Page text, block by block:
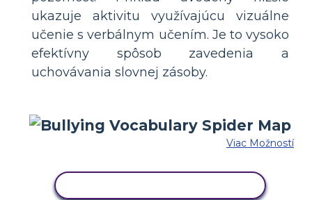
ukazuje aktivitu využívajúcu vizuálne
učenie s verbálnym učením. Je to vysoko
efektívny spôsob zavedenia a
uchovávania slovnej zásoby.
Viac Možností